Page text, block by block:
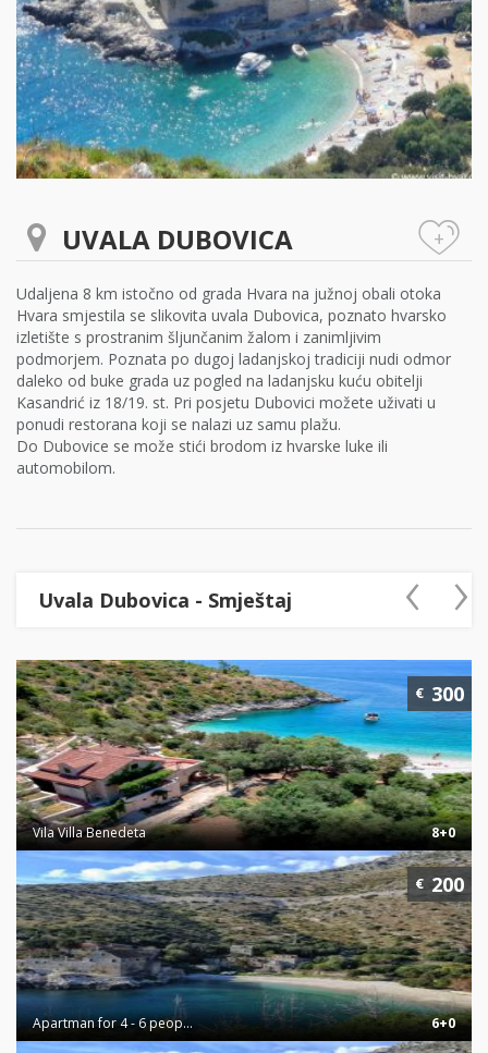
UVALA DUBOVICA +
Udaljena 8 km istočno od grada Hvara na južnoj obali otoka
Hvara smjestila se slikovita uvala Dubovica, poznato hvarsko
izletište s prostranim šljunčanim žalom i zanimljivim
podmorjem. Poznata po dugoj ladanjskoj tradiciji nudi odmor
daleko od buke grada uz pogled na ladanjsku kuću obitelji
Kasandrić iz 18/19. st. Pri posjetu Dubovici možete uživati u
ponudi restorana koji se nalazi uz samu plažu.
Do Dubovice se može stići brodom iz hvarske luke ili
automobilom.
Uvala Dubovica - Smještaj
Vila Villa Benedeta 8+0
€ 300
Apartman for 4 - 6 peop... 6+0
€ 200
‹ ›